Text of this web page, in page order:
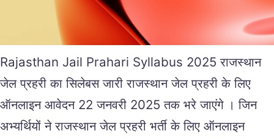
Rajasthan Jail Prahari Syllabus 2025 राजस्थान
जेल प्रहरी का सिलेबस जारी राजस्थान जेल प्रहरी के लिए
ऑनलाइन आवेदन 22 जनवरी 2025 तक भरे जाएंगे । जिन
अभ्यर्थियों ने राजस्थान जेल प्रहरी भर्ती के लिए ऑनलाइन